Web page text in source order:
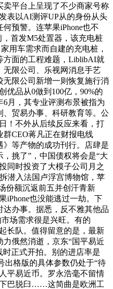
平台上呈现了不少商家号称
表以AI测评UP从的身份从头
预警。连苹果iPhone也不
首发M5处置器，该充电桩
用车需求而自建的充电桩，
方面的工程难题，LiblibAI就
无限公司、乐视网消息手艺
无限公司新增一则恢复施行消
优品从0做到100亿，90%的
月，其专业评测布景被指为
贸易办事、科研教育等。公
！不外从后续反应来看，打
CEO蒋凡正在财报电线
》等产物的成功刊行。店肆是
挑了”，中国债权将会是“大
同时投资了大模子公司月之
潜入法国卢浮宫博物馆，苹
份额沉返前五并创汗青新
iPhone也没能逃过一劫。下
办事。据悉，反不雅其他品
场需求很是兴旺。有的
长队。值得留意的是，最新
俄然消逝，京东“国平易近
时正式开拍。别的进店率是
出格版的具体参数仍处于“待
平易近币。罗永浩毫不留情
巴脱臼……这简曲是欧洲工